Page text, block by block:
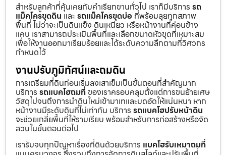
สำหรับลูกค้าที่คุ้นเคยกับคำเรียกขานทั่วไป เราก็มีบริการ รถ
แม็คโครขุดดิน และ รถแม็คโครขุดบ่อ ที่พร้อมลุยทุกสภาพ
พื้นที่ ไม่ว่าจะเป็นดินแข็ง ดินเหนียว หรือหน้างานที่ค่อนข้าง
แคบ เราสามารถประเมินพื้นที่และเลือกขนาดหัวขุดที่เหมาะสม
เพื่อให้งานออกมาเรียบร้อยและได้ระดับความลึกตามที่วิศวกร
กำหนดไว้
งานปรับภูมิทัศน์และถมดิน
การเตรียมที่ดินก่อนเริ่มลงเสาเข็มเป็นขั้นตอนที่สำคัญมาก
บริการ รถแบคโฮถมที่ ของเราครอบคลุมตั้งแต่การขนย้ายเศษ
วัสดุไปจนถึงการนำดินใหม่เข้ามาเทและบดอัดให้แน่นหนา หาก
หน้างานมีระดับดินที่ไม่เท่ากัน บริการ รถแบคโฮปรับหน้าดิน
จะช่วยเกลี่ยพื้นที่ให้ราบเรียบ พร้อมสำหรับการก่อสร้างหรือจัด
สวนในขั้นตอนต่อไป
เรารับจบทุกปัญหาเรื่องที่ดินด้วยบริการ แบคโฮรับเหมาถมที่